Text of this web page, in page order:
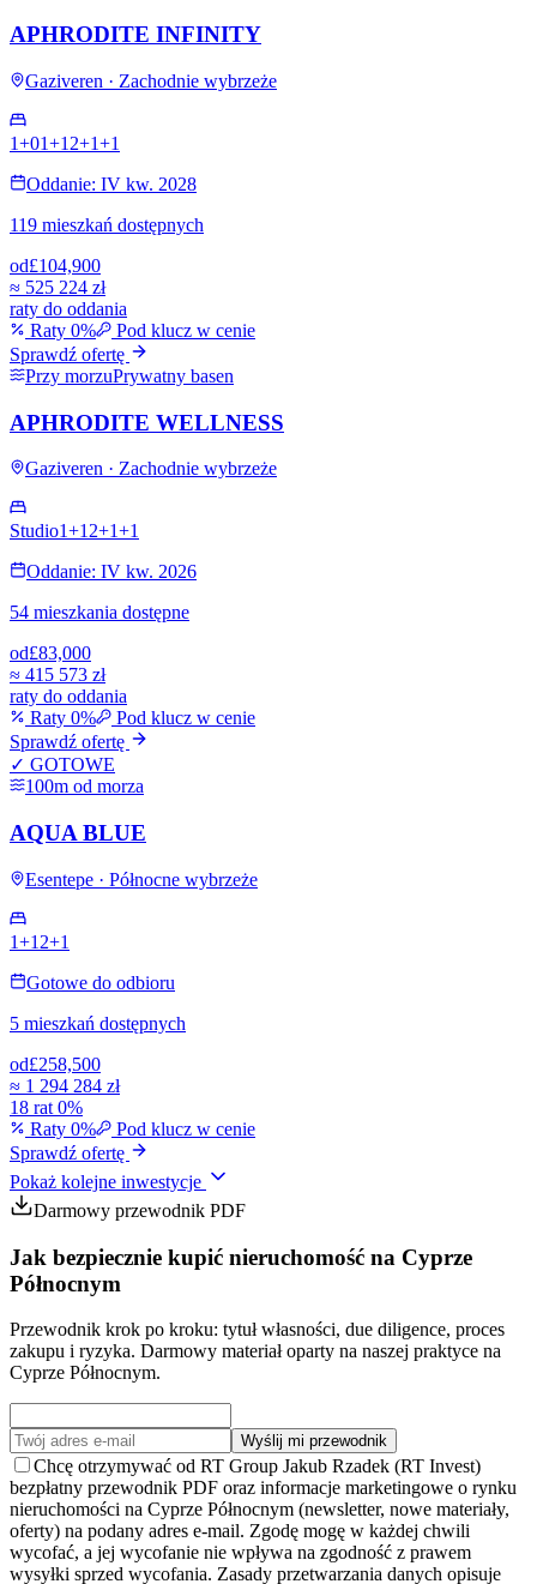
APHRODITE INFINITY
Gaziveren · Zachodnie wybrzeże
1+01+1 2+1+1
Oddanie: IV kw. 2028
119 mieszkań dostępnych
od£104,900
≈ 525 224 zł
raty do oddania
Raty 0%
Pod klucz w cenie
Sprawdź ofertę
Przy morzuPrywatny basen
APHRODITE WELLNESS
Gaziveren · Zachodnie wybrzeże
Studio1+12+1+1
Oddanie: IV kw. 2026
54 mieszkania dostępne
od£83,000
≈ 415 573 zł
raty do oddania
Raty 0%
Pod klucz w cenie
Sprawdź ofertę
✓ GOTOWE
100m od morza
AQUA BLUE
Esentepe · Północne wybrzeże
1+1 2+1
Gotowe do odbioru
5 mieszkań dostępnych
od£258,500
≈ 1 294 284 zł
18 rat 0%
Raty 0%
Pod klucz w cenie
Sprawdź ofertę
Pokaż kolejne inwestycje
Darmowy przewodnik PDF
Jak bezpiecznie kupić nieruchomość na Cyprze
Północnym
Przewodnik krok po kroku: tytuł własności, due diligence, proces
zakupu i ryzyka. Darmowy materiał oparty na naszej praktyce na
Cyprze Północnym.
Wyślij mi przewodnik
Chcę otrzymywać od RT Group Jakub Rzadek (RT Invest)
bezpłatny przewodnik PDF oraz informacje marketingowe o rynku
nieruchomości na Cyprze Północnym (newsletter, nowe materiały,
oferty) na podany adres e-mail. Zgodę mogę w każdej chwili
wycofać, a jej wycofanie nie wpływa na zgodność z prawem
wysyłki sprzed wycofania. Zasady przetwarzania danych opisuje